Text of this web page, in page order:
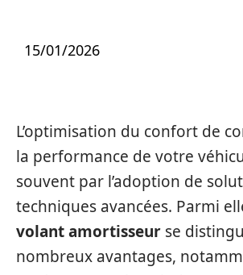
15/01/2026
L’optimisation du confort de
la performance de votre
souvent par l’adoption de
techniques avancées. Parmi
volant amortisseur se
nombreux avantages,